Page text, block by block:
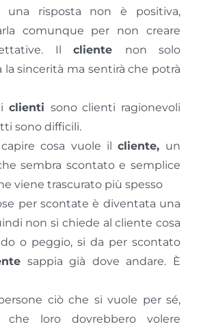
una risposta non è positiva,
comunque per non creare
Ilcliente non solo
la sincerità ma sentirà che potrà
clienti sono clienti ragionevoli
sono difficili.
cosa vuole il cliente, un
sembra scontato e semplice
viene trascurato più spesso
per scontate è diventata una
non si chiede al cliente cosa
o peggio, si da per scontato
sappia già dove andare. È
ciò che si vuole per sé,
che loro dovrebbero volere